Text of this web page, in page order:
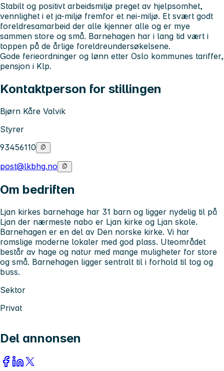
Stabilt og positivt arbeidsmiljø preget av hjelpsomhet,
vennlighet i et ja-miljø fremfor et nei-miljø. Et svært godt
foreldresamarbeid der alle kjenner alle og er mye
sammen store og små. Barnehagen har i lang tid vært i
toppen på de årlige foreldreundersøkelsene.
Gode ferieordninger og lønn etter Oslo kommunes tariffer,
pensjon i Klp.
Kontaktperson for stillingen
Bjørn Kåre Valvik
Styrer
93456110
post@lkbhg.no
Om bedriften
Ljan kirkes barnehage har 31 barn og ligger nydelig til på
Ljan der nærmeste nabo er Ljan kirke og Ljan skole.
Barnehagen er en del av Den norske kirke. Vi har
romslige moderne lokaler med god plass. Uteområdet
består av hage og natur med mange muligheter for store
og små. Barnehagen ligger sentralt til i forhold til tog og
buss.
Sektor
Privat
Del annonsen